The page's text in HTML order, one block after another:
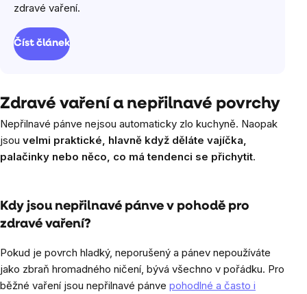
zdravé vaření.
Číst článek
Zdravé vaření a nepřilnavé povrchy
Nepřilnavé pánve nejsou automaticky zlo kuchyně. Naopak
jsou velmi praktické, hlavně když děláte vajíčka,
palačinky nebo něco, co má tendenci se přichytit.
Kdy jsou nepřilnavé pánve v pohodě pro
zdravé vaření?
Pokud je povrch hladký, neporušený a pánev nepoužíváte
jako zbraň hromadného ničení, bývá všechno v pořádku. Pro
běžné vaření jsou nepřilnavé pánve pohodlné a často i